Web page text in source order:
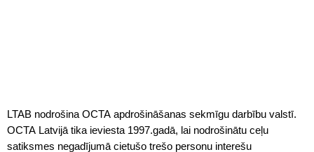
LTAB nodrošina OCTA apdrošināšanas sekmīgu darbību valstī.
OCTA Latvijā tika ieviesta 1997.gadā, lai nodrošinātu ceļu
satiksmes negadījumā cietušo trešo personu interešu